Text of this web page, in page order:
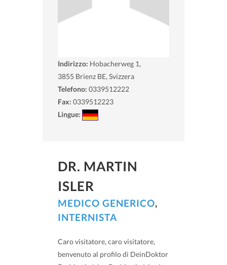
Indirizzo: Hobacherweg 1,
3855 Brienz BE, Svizzera
Telefono: 0339512222
Fax: 0339512223
Lingue:
DR. MARTIN
ISLER
MEDICO GENERICO,
INTERNISTA
Caro visitatore, caro visitatore,
benvenuto al profilo di DeinDoktor